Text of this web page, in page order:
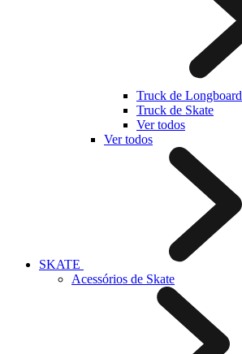
Truck de Longboard
Truck de Skate
Ver todos
Ver todos
SKATE
Acessórios de Skate